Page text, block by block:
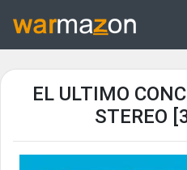
EL ULTIMO
STEREO